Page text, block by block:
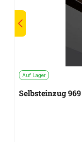
Auf Lager
Selbsteinzug 969